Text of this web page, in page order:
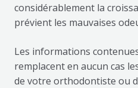
considérablement la
prévient les mauvaises
Les informations
remplacent en aucun cas
de votre orthodontiste ou